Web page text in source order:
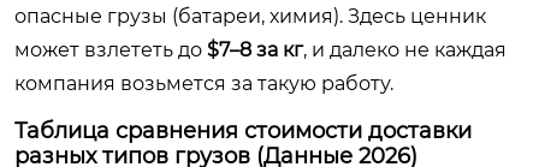
опасные грузы (батареи, химия). Здесь ценник
может взлететь до $7–8 за кг, и далеко не каждая
компания возьмется за такую работу.
Таблица сравнения стоимости доставки
разных типов грузов (Данные 2026)